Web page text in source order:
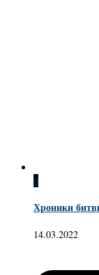
0
Хроники
14.03.2022